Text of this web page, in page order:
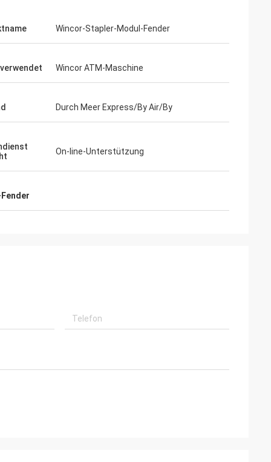
Wincor-Stapler-Modul-Fender
Wincor ATM-Maschine
Durch Meer Express/By Air/By
On-line-Unterstützung